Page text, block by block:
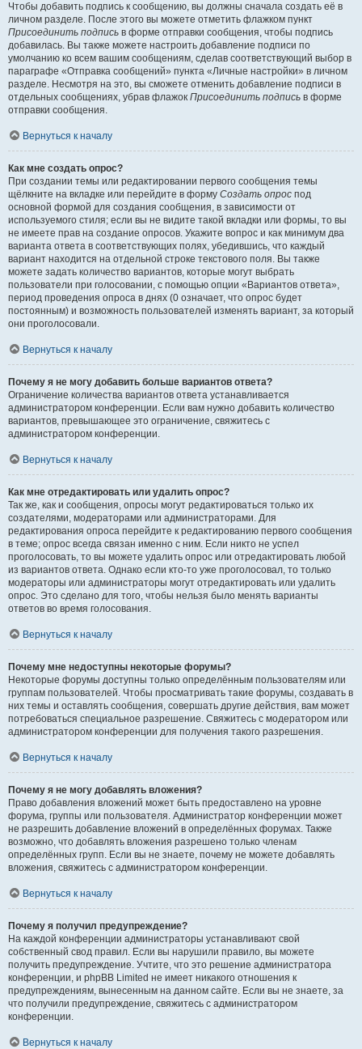
Чтобы добавить подпись к сообщению, вы должны сначала создать её в
личном разделе. После этого вы можете отметить флажком пункт
Присоединить подпись в форме отправки сообщения, чтобы подпись
добавилась. Вы также можете настроить добавление подписи по
умолчанию ко всем вашим сообщениям, сделав соответствующий выбор в
параграфе «Отправка сообщений» пункта «Личные настройки» в личном
разделе. Несмотря на это, вы сможете отменить добавление подписи в
отдельных сообщениях, убрав флажок Присоединить подпись в форме
отправки сообщения.
Вернуться к началу
Как мне создать опрос?
При создании темы или редактировании первого сообщения темы
щёлкните на вкладке или перейдите в форму Создать опрос под
основной формой для создания сообщения, в зависимости от
используемого стиля; если вы не видите такой вкладки или формы, то вы
не имеете прав на создание опросов. Укажите вопрос и как минимум два
варианта ответа в соответствующих полях, убедившись, что каждый
вариант находится на отдельной строке текстового поля. Вы также
можете задать количество вариантов, которые могут выбрать
пользователи при голосовании, с помощью опции «Вариантов ответа»,
период проведения опроса в днях (0 означает, что опрос будет
постоянным) и возможность пользователей изменять вариант, за который
они проголосовали.
Вернуться к началу
Почему я не могу добавить больше вариантов ответа?
Ограничение количества вариантов ответа устанавливается
администратором конференции. Если вам нужно добавить количество
вариантов, превышающее это ограничение, свяжитесь с
администратором конференции.
Вернуться к началу
Как мне отредактировать или удалить опрос?
Так же, как и сообщения, опросы могут редактироваться только их
создателями, модераторами или администраторами. Для
редактирования опроса перейдите к редактированию первого сообщения
в теме; опрос всегда связан именно с ним. Если никто не успел
проголосовать, то вы можете удалить опрос или отредактировать любой
из вариантов ответа. Однако если кто-то уже проголосовал, то только
модераторы или администраторы могут отредактировать или удалить
опрос. Это сделано для того, чтобы нельзя было менять варианты
ответов во время голосования.
Вернуться к началу
Почему мне недоступны некоторые форумы?
Некоторые форумы доступны только определённым пользователям или
группам пользователей. Чтобы просматривать такие форумы, создавать в
них темы и оставлять сообщения, совершать другие действия, вам может
потребоваться специальное разрешение. Свяжитесь с модератором или
администратором конференции для получения такого разрешения.
Вернуться к началу
Почему я не могу добавлять вложения?
Право добавления вложений может быть предоставлено на уровне
форума, группы или пользователя. Администратор конференции может
не разрешить добавление вложений в определённых форумах. Также
возможно, что добавлять вложения разрешено только членам
определённых групп. Если вы не знаете, почему не можете добавлять
вложения, свяжитесь с администратором конференции.
Вернуться к началу
Почему я получил предупреждение?
На каждой конференции администраторы устанавливают свой
собственный свод правил. Если вы нарушили правило, вы можете
получить предупреждение. Учтите, что это решение администратора
конференции, и phpBB Limited не имеет никакого отношения к
предупреждениям, вынесенным на данном сайте. Если вы не знаете, за
что получили предупреждение, свяжитесь с администратором
конференции.
Вернуться к началу